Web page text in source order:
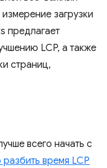
загрузки
предлагает
LCP, а также
страниц,
всего начать с
время LCP